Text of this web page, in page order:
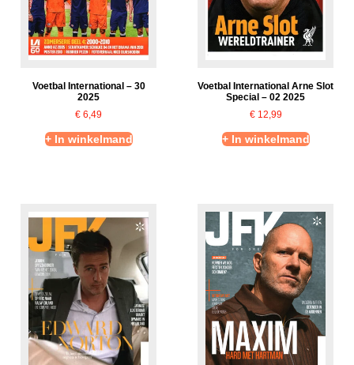
Voetbal International – 30
2025
€ 6,49
+ In winkelmand
Voetbal International Arne Slot
Special – 02 2025
€12,99
+ In winkelmand